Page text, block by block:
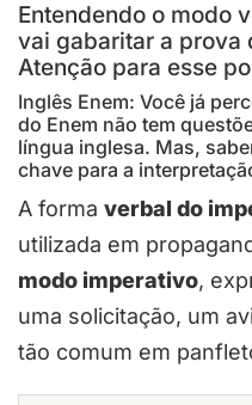
Entendendo o modo
vai gabaritar a prova
Atenção para esse
Inglês Enem: Você já
do Enem não tem
língua inglesa. Mas,
chave para a
A forma verbal do
utilizada em
modo imperativo,
uma solicitação, um
tão comum em